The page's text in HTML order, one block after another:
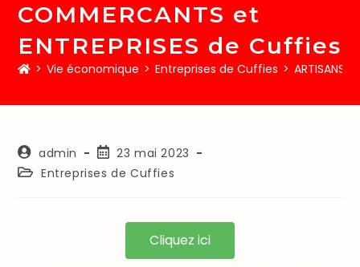
COMMERCANTS et
ENTREPRISES de Cuffies
> Vie économique > Entreprises de Cuffies > ARTISANS,
admin
23 mai 2023
Entreprises de Cuffies
Cliquez ici